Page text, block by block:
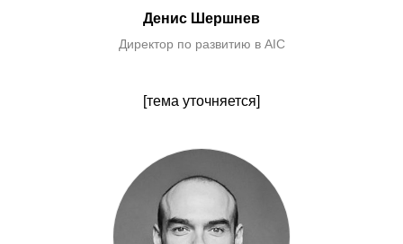
Денис Шершнев
Директор по развитию в AIC
[тема уточняется]